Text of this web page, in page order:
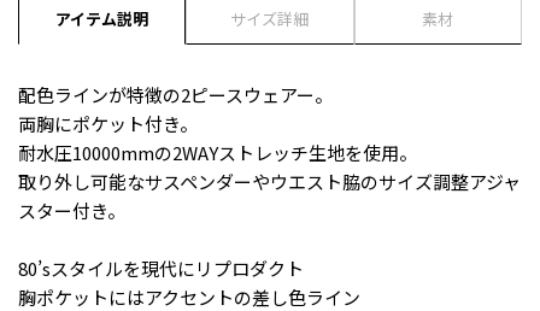
アイテム説明 サイズ詳細 素材
配色ラインが特徴の2ピースウェアー。
両胸にポケット付き。
耐水圧10000mmの2WAYストレッチ生地を使用。
取り外し可能なサスペンダーやウエスト脇のサイズ調整アジャ
スター付き。
80’sスタイルを現代にリプロダクト
胸ポケットにはアクセントの差し色ライン